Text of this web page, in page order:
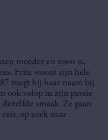
moeder en zoon is,
Fritz woont zijn hele
voegt hij haar naam bij
ook volop in zijn passie
smaak. Ze gaan
op zoek naar